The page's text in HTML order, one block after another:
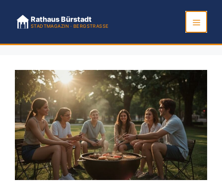
Inhalt
springen
Rathaus Bürstadt
STADTMAGAZIN · BERGSTRASSE
Menü